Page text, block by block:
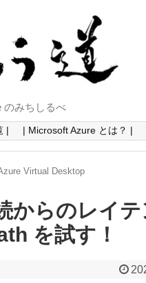
のみちしるべ
| | Microsoft Azure とは？ |
Virtual Desktop
からのレイ
を試す！